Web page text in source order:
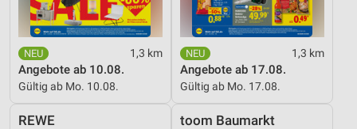
1,3 km
Angebote ab 10.08.
Gültig ab Mo. 10.08.
1,3 km
Angebote ab 17.08.
Gültig ab Mo. 17.08.
REWE toom Baumarkt